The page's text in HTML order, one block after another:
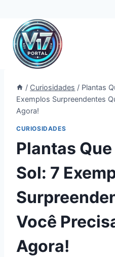
Pular
para
Conteúdo
/ Curiosidades / Plantas
Exemplos Surpreendentes
Agora!
CURIOSIDADES
Plantas
Sol: 7
Você
Agora!